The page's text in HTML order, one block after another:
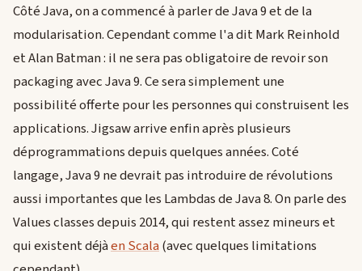
Côté Java, on a commencé à parler de Java 9 et de la
modularisation. Cependant comme l'a dit Mark Reinhold
et Alan Batman : il ne sera pas obligatoire de revoir son
packaging avec Java 9. Ce sera simplement une
possibilité offerte pour les personnes qui construisent les
applications. Jigsaw arrive enfin après plusieurs
déprogrammations depuis quelques années. Coté
langage, Java 9 ne devrait pas introduire de révolutions
aussi importantes que les Lambdas de Java 8. On parle des
Values classes depuis 2014, qui restent assez mineurs et
qui existent déjàen Scala(avec quelques limitations